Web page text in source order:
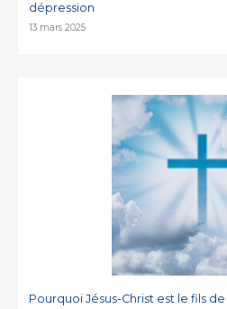
dépression
13 mars 2025
Pourquoi Jésus-Christ est le fils de